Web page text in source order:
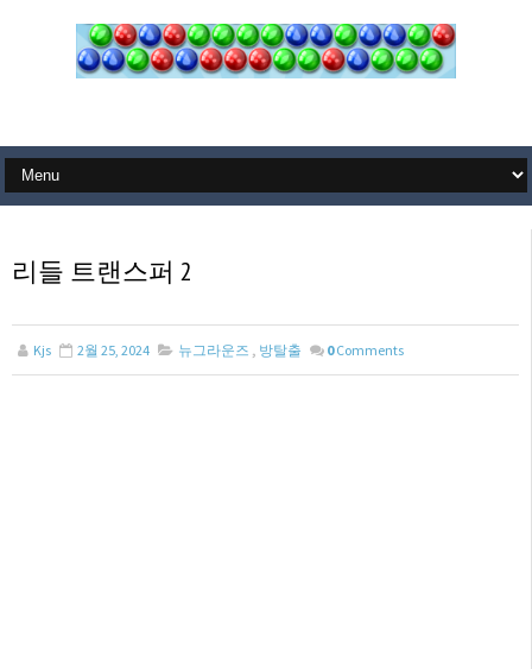
리들 트랜스퍼 2
Kjs 2월 25, 2024 뉴그라운즈 방탈출 0 Comments